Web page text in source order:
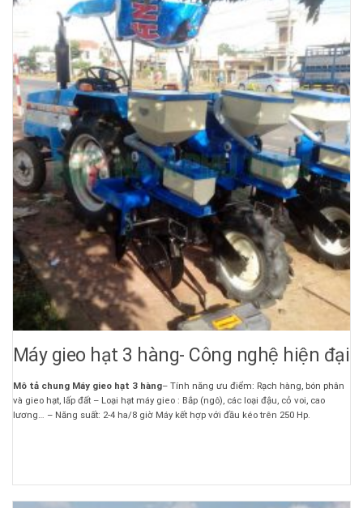
Máy gieo hạt 3 hàng- Công nghệ hiện đại
Mô tả chung Máy gieo hạt 3 hàng– Tính năng ưu điểm: Rạch hàng, bón phân
và gieo hạt, lấp đất – Loại hạt máy gieo : Bắp (ngô), các loại đậu, cỏ voi, cao
lương… – Năng suất: 2-4 ha/8 giờ Máy kết hợp với đầu kéo trên 250 Hp.